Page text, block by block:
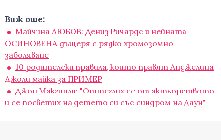
Виж още:
Майчина ЛЮБОВ: Дениз Ричардс и нейната
ОСИНОВЕНА дъщеря с рядко хромозомно
заболяване
10 родителски правила, които правят Анджелина
Джоли майка за ПРИМЕР
Джон Макгинли: "Оттеглих се от актьорството
и се посветих на детето си със синдром на Даун"